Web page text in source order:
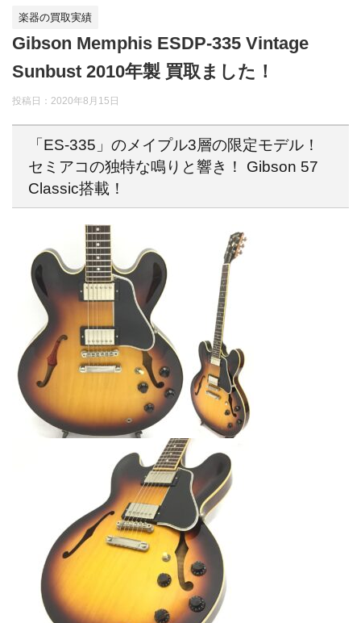
楽器の買取実績
Gibson Memphis ESDP-335 Vintage
Sunbust 2010年製 買取ました！
投稿日： 2020年8月15日
「ES-335」のメイプル3層の限定モデル！
セミアコの独特な鳴りと響き！ Gibson 57
Classic搭載！